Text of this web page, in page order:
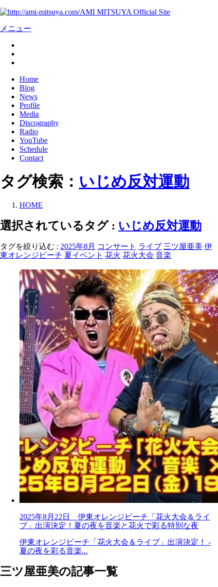
AMI MITSUYA Official Site
メニュー
Home
Blog
News
Profile
Media
Discography
Radio
YouTube
Schedule
Contact
タグ検索： いじめ反対運動
HOME
選択されているタグ : いじめ反対運動
タグを絞り込む : 2025年8月 コンサート ライブ 三ツ屋亜美 伊
東オレンジビーチ 夏イベント 花火 花火大会 音楽
2025年8月22日 伊東オレンジビーチ「花火大会＆ライ
ブ」出演決定！夏の夜を音楽と花火で彩る特別な夜
伊東オレンジビーチ「花火大会＆ライブ」出演決定！ -
夏の夜を彩る音楽...
三ツ屋亜美の記事一覧